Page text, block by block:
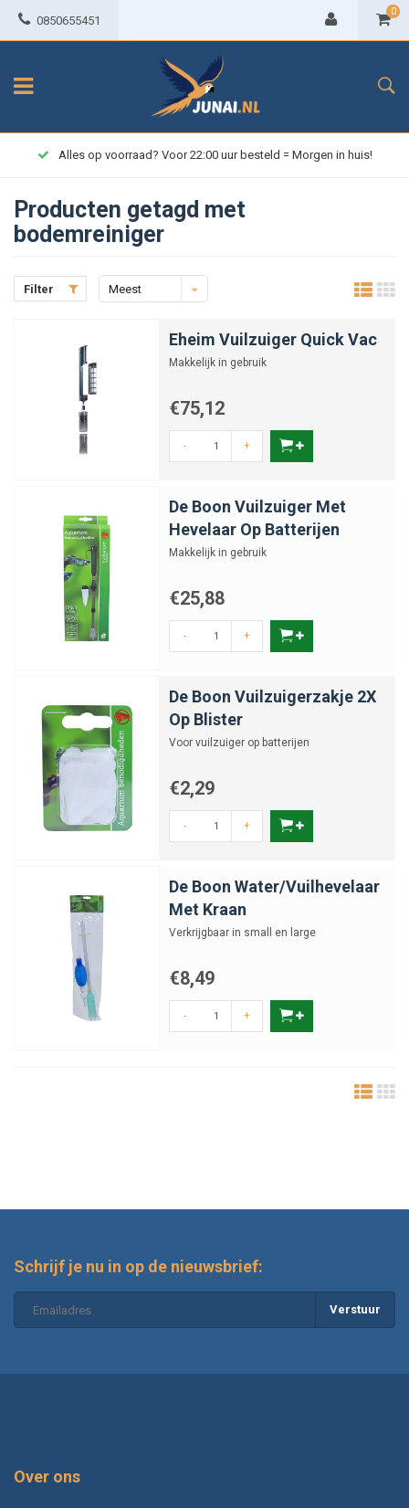
0850655451
0
Alles op voorraad? Voor 22:00 uur besteld = Morgen in huis!
Producten getagd met
bodemreiniger
Filter
Meest
Eheim Vuilzuiger Quick Vac
Makkelijk in gebruik
€75,12
- +
De Boon Vuilzuiger Met
Hevelaar Op Batterijen
Makkelijk in gebruik
€25,88
- +
De Boon Vuilzuigerzakje 2X
Op Blister
Voor vuilzuiger op batterijen
€2,29
- +
De Boon Water/Vuilhevelaar
Met Kraan
Verkrijgbaar in small en large
€8,49
- +
Schrijf je nu in op de nieuwsbrief:
Verstuur
Over ons